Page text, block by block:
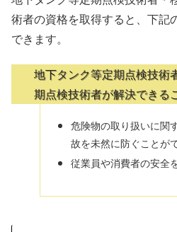
術者の資格を取得すると、下記
できます。
地下タンク等定期点検技術
期点検技術者が解決できる
危険物の取り扱いに関
故を未然に防ぐことが
従業員や消費者の安全